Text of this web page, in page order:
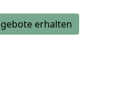
erhalten